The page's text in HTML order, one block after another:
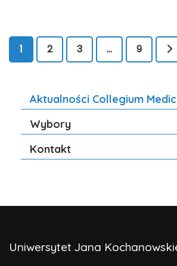
1 2 3 … 9
Aktualności Collegium
Wybory
Kontakt
Uniwersytet Jana